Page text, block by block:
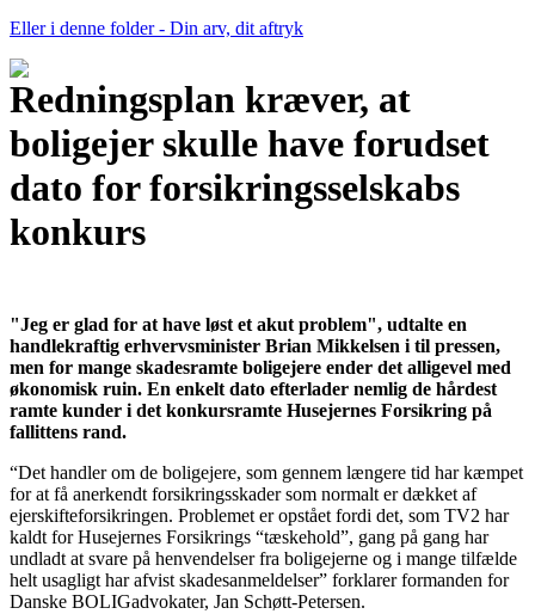
Eller i denne folder - Din arv, dit aftryk
Redningsplan kræver, at
boligejer skulle have forudset
dato for forsikringsselskabs
konkurs
"Jeg er glad for at have løst et akut problem", udtalte en
handlekraftig erhvervsminister Brian Mikkelsen i til pressen,
men for mange skadesramte boligejere ender det alligevel med
økonomisk ruin. En enkelt dato efterlader nemlig de hårdest
ramte kunder i det konkursramte Husejernes Forsikring på
fallittens rand.
“Det handler om de boligejere, som gennem længere tid har kæmpet
for at få anerkendt forsikringsskader som normalt er dækket af
ejerskifteforsikringen. Problemet er opstået fordi det, som TV2 har
kaldt for Husejernes Forsikrings “tæskehold”, gang på gang har
undladt at svare på henvendelser fra boligejerne og i mange tilfælde
helt usagligt har afvist skadesanmeldelser” forklarer formanden for
Danske BOLIGadvokater, Jan Schøtt-Petersen.